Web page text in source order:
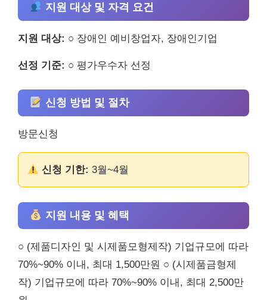
지원 대상 및 자격 요건
지원 대상: ○ 장애인 예비창업자, 장애인기업
선정 기준: ○ 평가우수자 선정
신청 방법 및 절차
방문신청
신청 기한: 3월~4월
지원 내용 및 혜택
○ (제품디자인 및 시제품모형제작) 기업규모에 따라
70%~90% 이내, 최대 1,500만원 ○ (시제품금형제
작) 기업규모에 따라 70%~90% 이내, 최대 2,500만